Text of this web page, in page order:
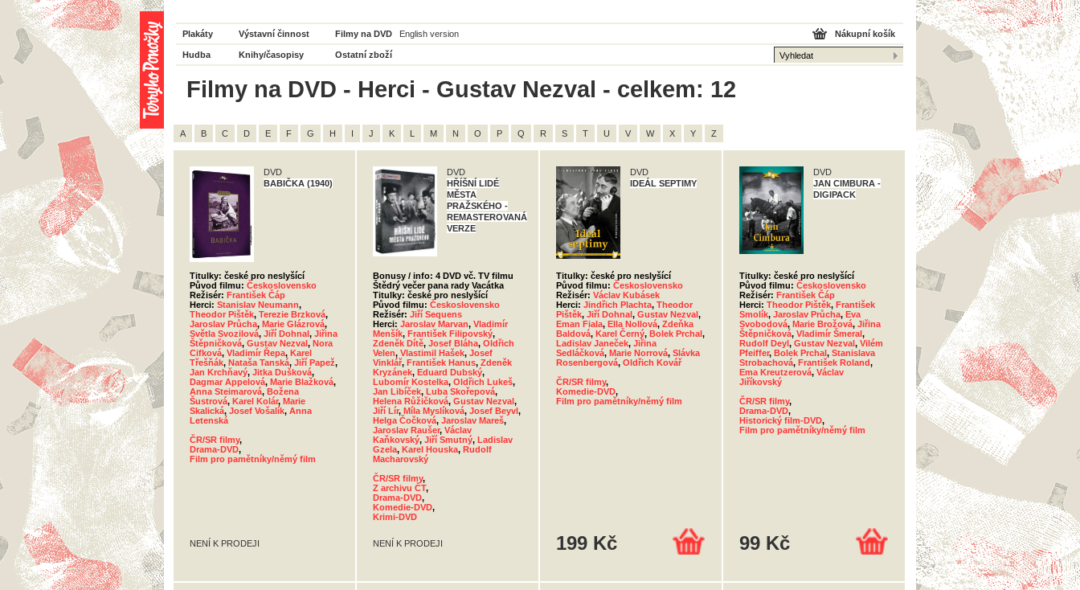
Plakáty Výstavní činnost Filmy na DVD English version
Hudba Knihy/časopisy Ostatní zboží
Nákupní košík
Filmy na DVD - Herci - Gustav Nezval - celkem: 12
A B C D E F G H I J K L M N O P Q R S T U V W X Y Z
DVD
BABIČKA (1940)
Titulky: české pro neslyšící
Původ filmu: Československo
Režisér: František Čáp
Herci: Stanislav Neumann,
Theodor Pištěk, Terezie Brzková,
Jaroslav Průcha, Marie Glázrová,
Světla Svozilová, Jiří Dohnal, Jiřina
Štěpničková, Gustav Nezval, Nora
Cifková, Vladimír Řepa, Karel
Třešňák, Nataša Tanská, Jiří Papež,
Jan Krchňavý, Jitka Dušková,
Dagmar Appelová, Marie Blažková,
Anna Steimarová, Božena
Šustrová, Karel Kolár, Marie
Skalická, Josef Vošalík, Anna
Letenská
ČR/SR filmy,
Drama-DVD,
Film pro pamětníky/němý film
NENÍ K PRODEJI
DVD
HŘÍŠNÍ LIDÉ
MĚSTA
PRAŽSKÉHO -
REMASTEROVANÁ
VERZE
Bonusy / info: 4 DVD vč. TV filmu
Štědrý večer pana rady Vacátka
Titulky: české pro neslyšící
Původ filmu: Československo
Režisér: Jiří Sequens
Herci: Jaroslav Marvan, Vladimír
Menšík, František Filipovský,
Zdeněk Dítě, Josef Bláha, Oldřich
Velen, Vlastimil Hašek, Josef
Vinklář, František Hanus, Zdeněk
Kryzánek, Eduard Dubský,
Lubomír Kostelka, Oldřich Lukeš,
Jan Libíček, Luba Skořepová,
Helena Růžičková, Gustav Nezval,
Jiří Lír, Míla Myslíková, Josef Beyvl,
Helga Čočková, Jaroslav Mareš,
Jaroslav Raušer, Václav
Kaňkovský, Jiří Smutný, Ladislav
Gzela, Karel Houska, Rudolf
Macharovský
ČR/SR filmy,
Z archivu ČT,
Drama-DVD,
Komedie-DVD,
Krimi-DVD
NENÍ K PRODEJI
DVD
IDEÁL SEPTIMY
Titulky: české pro neslyšící
Původ filmu: Československo
Režisér: Václav Kubásek
Herci: Jindřich Plachta, Theodor
Pištěk, Jiří Dohnal, Gustav Nezval,
Eman Fiala, Ella Nollová, Zdeňka
Baldová, Karel Černý, Bolek Prchal,
Ladislav Janeček, Jiřina
Sedláčková, Marie Norrová, Slávka
Rosenbergová, Oldřich Kovář
ČR/SR filmy,
Komedie-DVD,
Film pro pamětníky/němý film
199 Kč
DVD
JAN CIMBURA -
DIGIPACK
Titulky: české pro neslyšící
Původ filmu: Československo
Režisér: František Čáp
Herci: Theodor Pištěk, František
Smolík, Jaroslav Průcha, Eva
Svobodová, Marie Brožová, Jiřina
Štěpničková, Vladimír Šmeral,
Rudolf Deyl, Gustav Nezval, Vilém
Pfeiffer, Bolek Prchal, Stanislava
Strobachová, František Roland,
Ema Kreutzerová, Václav
Jiříkovský
ČR/SR filmy,
Drama-DVD,
Historický film-DVD,
Film pro pamětníky/němý film
99 Kč